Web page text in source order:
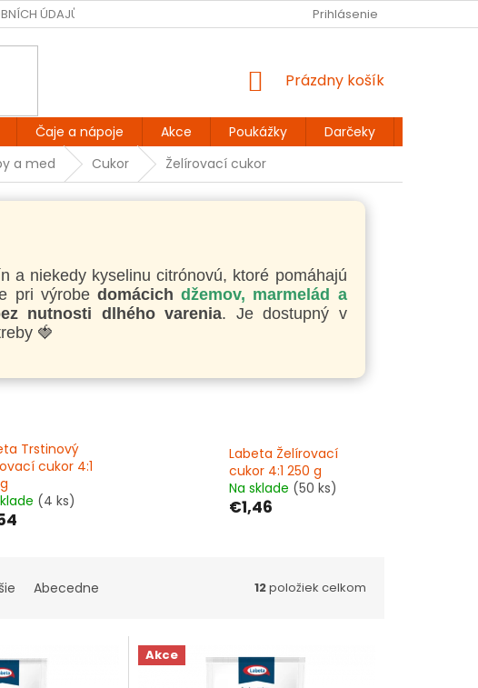
ÚDAJŮ KONTAKT DOPRAVA A PLATBA
Prihlásenie
NÁKUPNÝ
Prázdny košík
Čaje a nápoje Akce Poukážky Darčeky
a med Cukor Želírovací cukor
a niekedy kyselinu citrónovú, ktoré pomáhajú
pri výrobe domácichdžemov, marmelád a
nutnosti dlhého varenia. Je dostupný v
🍓
Trstinový
cukor 4:1
(4 ks)
Labeta Želírovací
cukor 4:1 250 g
Na sklade (50 ks)
€1,46
Abecedne 12položiek celkom
Akce